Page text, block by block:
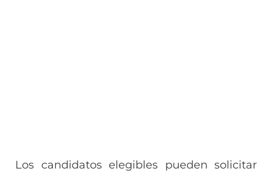
Los candidatos elegibles pueden solicitar